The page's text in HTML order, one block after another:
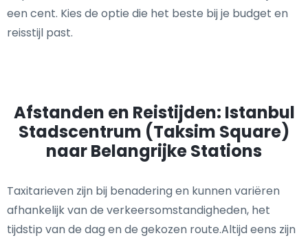
een cent. Kies de optie die het beste bij je budget en
reisstijl past.
Afstanden en Reistijden: Istanbul
Stadscentrum (Taksim Square)
naar Belangrijke Stations
Taxitarieven zijn bij benadering en kunnen variëren
afhankelijk van de verkeersomstandigheden, het
tijdstip van de dag en de gekozen route.Altijd eens zijn